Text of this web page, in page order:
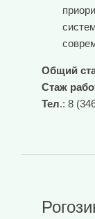
Общий
Стаж
Тел.: 8